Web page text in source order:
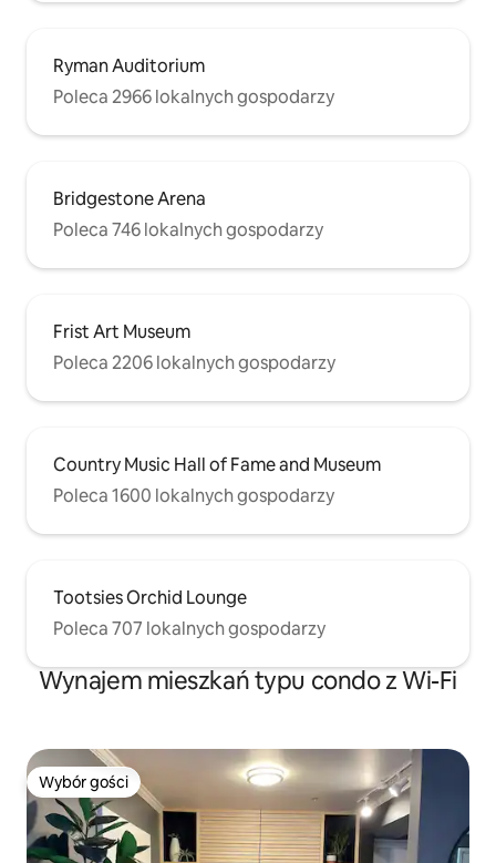
Ryman Auditorium
Poleca 2966 lokalnych gospodarzy
Bridgestone Arena
Poleca 746 lokalnych gospodarzy
Frist Art Museum
Poleca 2206 lokalnych gospodarzy
Country Music Hall of Fame and Museum
Poleca 1600 lokalnych gospodarzy
Tootsies Orchid Lounge
Poleca 707 lokalnych gospodarzy
Wynajem mieszkań typu condo z Wi-Fi
Wybór gości
Wybór gości